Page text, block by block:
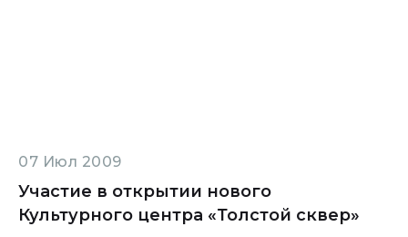
07 Июл 2009
Участие в открытии нового
Культурного центра «Толстой сквер»